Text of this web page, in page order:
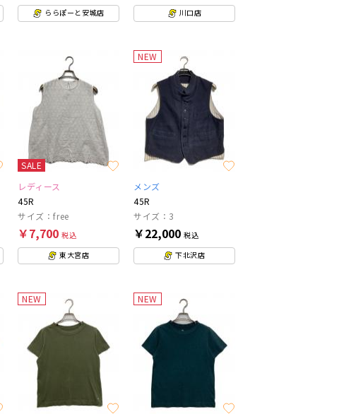
ららぽーと安城店
川口店
SALE
レディース
45R
サイズ：free
￥7,700 税込
東大宮店
NEW
メンズ
45R
サイズ：3
￥22,000 税込
下北沢店
NEW NEW